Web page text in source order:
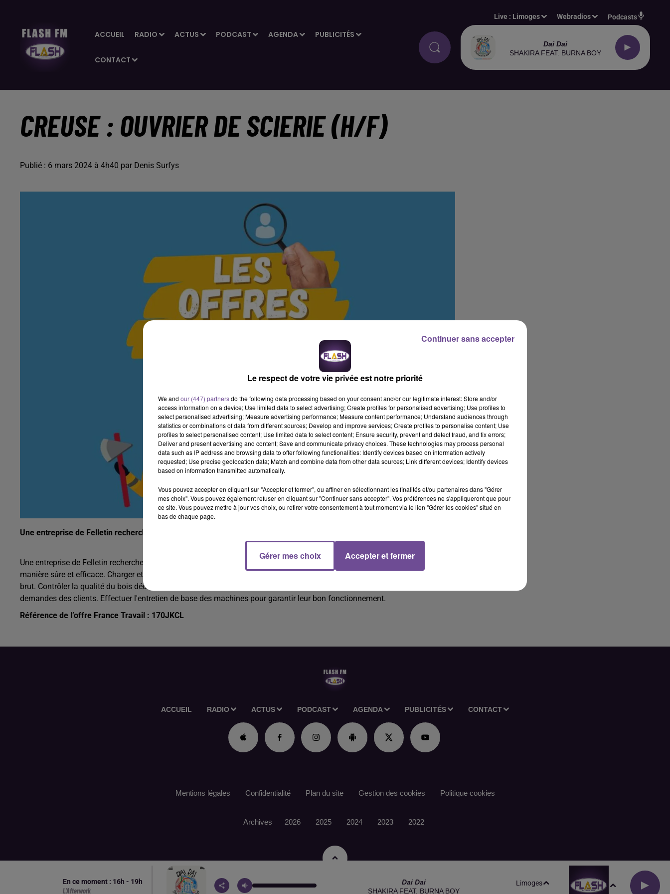
ACCUEIL RADIO ACTUS PODCAST AGENDA PUBLICITÉS
CONTACT
Live : Limoges Webradios Podcasts
Dai Dai
SHAKIRA FEAT. BURNA BOY
CREUSE : OUVRIER DE SCIERIE (H/F)
Publié : 6 mars 2024 à 4h40 par Denis Surfys
Une entreprise de Felletin recherche un ouvrier de scierie (H/F).
Une entreprise de Felletin recherche un ouvrier de scierie (H/F). Vos missions : travailler sur des machines de scierie de
manière sûre et efficace. Charger et décharger les matériaux nécessaires à la production. Alimenter les machines en bois
brut. Contrôler la qualité du bois découpé et trier les produits finis conformément aux normes établies en fonction des
demandes des clients. Effectuer l'entretien de base des machines pour garantir leur bon fonctionnement.
Référence de l’offre France Travail : 170JKCL
ACCUEIL RADIO ACTUS PODCAST AGENDA PUBLICITÉS CONTACT
En ce moment : 16h - 19h
L'Afterwork
Dai Dai
SHAKIRA FEAT. BURNA BOY
Limoges
Mentions légales Confidentialité Plan du site Gestion des cookies Politique cookies
Archives 2026 2025 2024 2023 2022
Le respect de votre vie privée est notre priorité
We and our (447) partnersdo the following data processing based on your consent and/or our legitimate interest: Store and/or
access information on a device; Use limited data to select advertising; Create profiles for personalised advertising; Use profiles to
select personalised advertising; Measure advertising performance; Measure content performance; Understand audiences through
statistics or combinations of data from different sources; Develop and improve services; Create profiles to personalise content; Use
profiles to select personalised content; Use limited data to select content; Ensure security, prevent and detect fraud, and fix errors;
Deliver and present advertising and content; Save and communicate privacy choices. These technologies may process personal
data such as IP address and browsing data to offer following functionalities: Identify devices based on information actively
requested; Use precise geolocation data; Match and combine data from other data sources; Link different devices; Identify devices
based on information transmitted automatically.
Vous pouvez accepter en cliquant sur "Accepter et fermer", ou affiner en sélectionnant les finalités et/ou partenaires dans "Gérer
mes choix". Vous pouvez également refuser en cliquant sur "Continuer sans accepter". Vos préférences ne s'appliqueront que pour
ce site. Vous pouvez mettre à jour vos choix, ou retirer votre consentement à tout moment via le lien "Gérer les cookies" situé en
bas de chaque page.
Gérer mes choix Accepter et fermer
Continuer sans accepter